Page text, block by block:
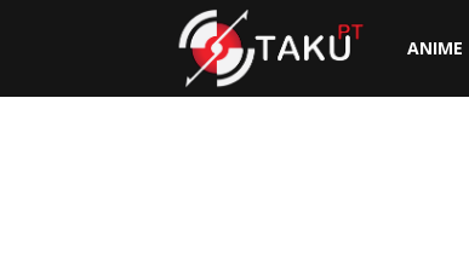
ANIME